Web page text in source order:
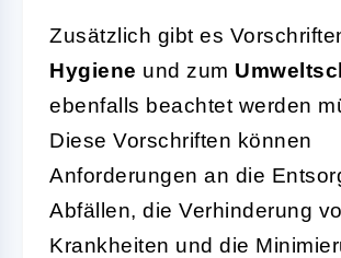
Zusätzlich gibt es
Hygiene und zum
ebenfalls beachtet werden
Diese Vorschriften können
Anforderungen an die
Abfällen, die Verhinderung
Krankheiten und die